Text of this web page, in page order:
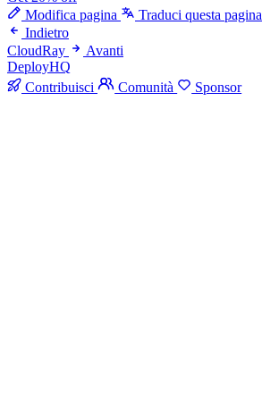
Modifica pagina
Traduci questa pagina
Indietro
CloudRay
Avanti
DeployHQ
Contribuisci
Comunità Sponsor